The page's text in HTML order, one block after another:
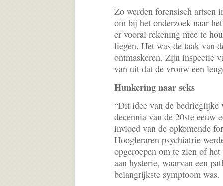
Zo werden forensisch artsen
om bij het onderzoek naar
er vooral rekening mee te
liegen. Het was de taak van
ontmaskeren. Zijn inspectie
van uit dat de vrouw een
Hunkering naar seks
“Dit idee van de bedrieglijke
decennia van de 20ste eeuw
invloed van de opkomende
Hoogleraren psychiatrie
opgeroepen om te zien of
aan hysterie, waarvan een
belangrijkste symptoom was.